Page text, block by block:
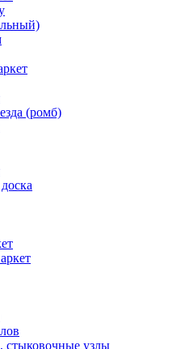
(ромб)
узлы